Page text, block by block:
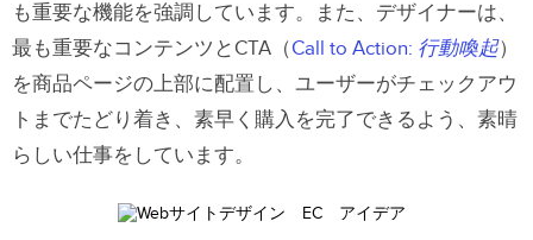
も重要な機能を強調しています。また、デザイナーは、
最も重要なコンテンツとCTA（Call to Action: 行動喚起）
を商品ページの上部に配置し、ユーザーがチェックアウ
トまでたどり着き、素早く購入を完了できるよう、素晴
らしい仕事をしています。